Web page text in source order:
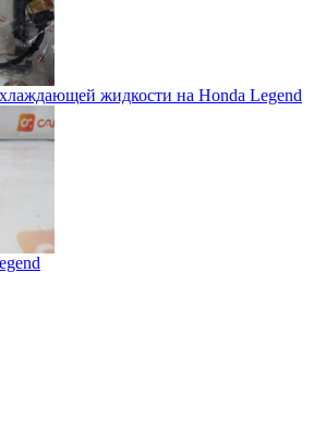
жидкости на Honda Legend